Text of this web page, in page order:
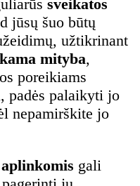
sveikatos
jūsų šuo būtų
užtikrinant
mityba,
poreikiams
padės palaikyti jo
nepamirškite jo
gali